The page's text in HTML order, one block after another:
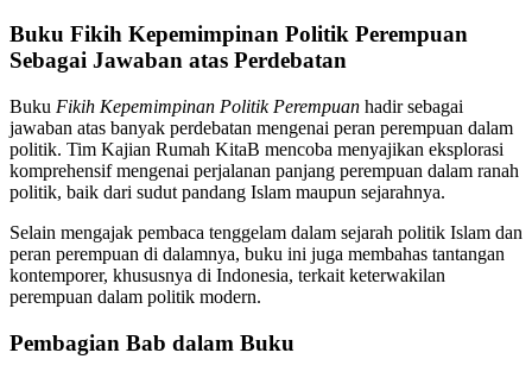
Buku Fikih Kepemimpinan Politik Perempuan
Sebagai Jawaban atas Perdebatan
Buku Fikih Kepemimpinan Politik Perempuan hadir sebagai
jawaban atas banyak perdebatan mengenai peran perempuan dalam
politik. Tim Kajian Rumah KitaB mencoba menyajikan eksplorasi
komprehensif mengenai perjalanan panjang perempuan dalam ranah
politik, baik dari sudut pandang Islam maupun sejarahnya.
Selain mengajak pembaca tenggelam dalam sejarah politik Islam dan
peran perempuan di dalamnya, buku ini juga membahas tantangan
kontemporer, khususnya di Indonesia, terkait keterwakilan
perempuan dalam politik modern.
Pembagian Bab dalam Buku